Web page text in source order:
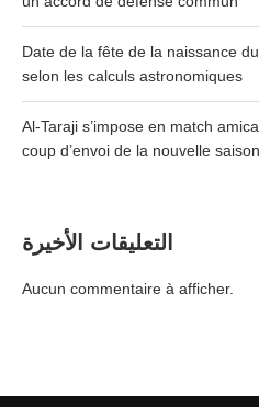
Date de la fête de la naissance
selon les calculs astronomiques
Al-Taraji s’impose en match
coup d’envoi de la nouvelle saison
التعليقات الأخيرة
Aucun commentaire à afficher.